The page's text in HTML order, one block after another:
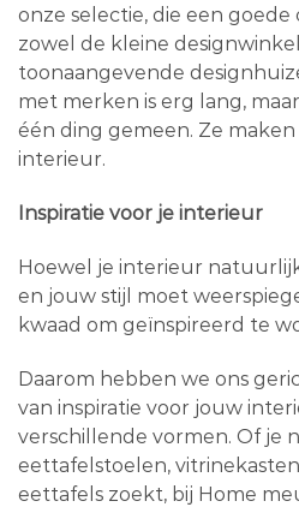
onze selectie, die een goede
zowel de kleine
toonaangevende
met merken is erg lang,
één ding gemeen. Ze
interieur.
Inspiratie voor je interieur
Hoewel je interieur
en jouw stijl moet
kwaad om geïnspireerd te
Daarom hebben we ons
van inspiratie voor jouw
verschillende vormen. Of je
eettafelstoelen,
eettafels zoekt, bij Home